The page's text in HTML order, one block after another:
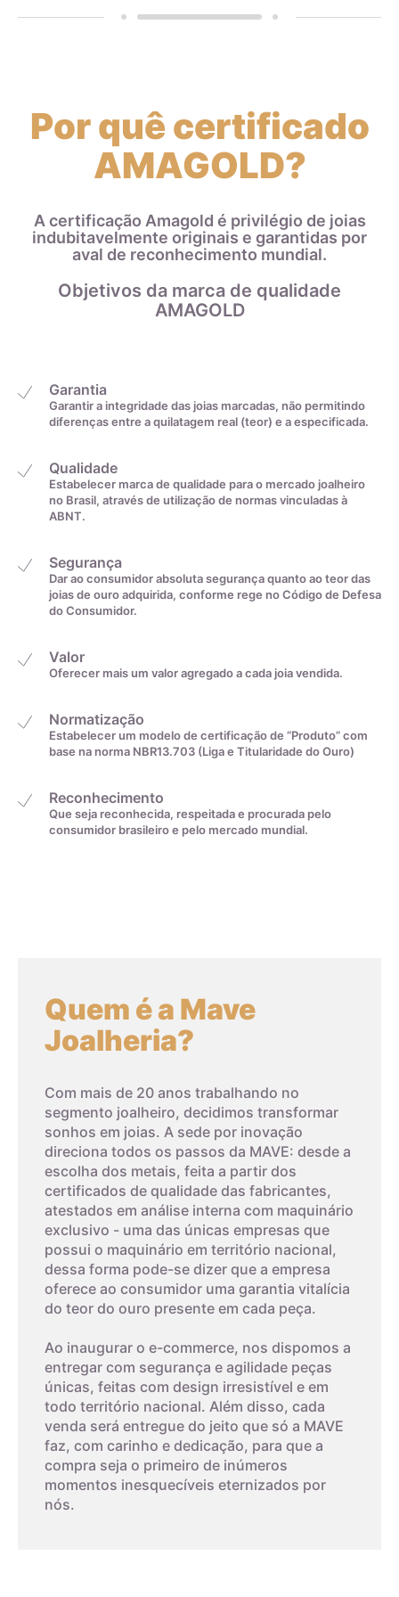
Por quê certificado
AMAGOLD?
A certificação Amagold é privilégio de joias
indubitavelmente originais e garantidas por
aval de reconhecimento mundial.
Objetivos da marca de qualidade
AMAGOLD
Garantia
Garantir a integridade das joias marcadas, não permitindo
diferenças entre a quilatagem real (teor) e a especificada.
Qualidade
Estabelecer marca de qualidade para o mercado joalheiro
no Brasil, através de utilização de normas vinculadas à
ABNT.
Segurança
Dar ao consumidor absoluta segurança quanto ao teor das
joias de ouro adquirida, conforme rege no Código de Defesa
do Consumidor.
Valor
Oferecer mais um valor agregado a cada joia vendida.
Normatização
Estabelecer um modelo de certificação de “Produto” com
base na norma NBR13.703 (Liga e Titularidade do Ouro)
Reconhecimento
Que seja reconhecida, respeitada e procurada pelo
consumidor brasileiro e pelo mercado mundial.
Quem é a Mave
Joalheria?
Com mais de 20 anos trabalhando no
segmento joalheiro, decidimos transformar
sonhos em joias. A sede por inovação
direciona todos os passos da MAVE: desde a
escolha dos metais, feita a partir dos
certificados de qualidade das fabricantes,
atestados em análise interna com maquinário
exclusivo - uma das únicas empresas que
possui o maquinário em território nacional,
dessa forma pode-se dizer que a empresa
oferece ao consumidor uma garantia vitalícia
do teor do ouro presente em cada peça.
Ao inaugurar o e-commerce, nos dispomos a
entregar com segurança e agilidade peças
únicas, feitas com design irresistível e em
todo território nacional. Além disso, cada
venda será entregue do jeito que só a MAVE
faz, com carinho e dedicação, para que a
compra seja o primeiro de inúmeros
momentos inesquecíveis eternizados por
nós.